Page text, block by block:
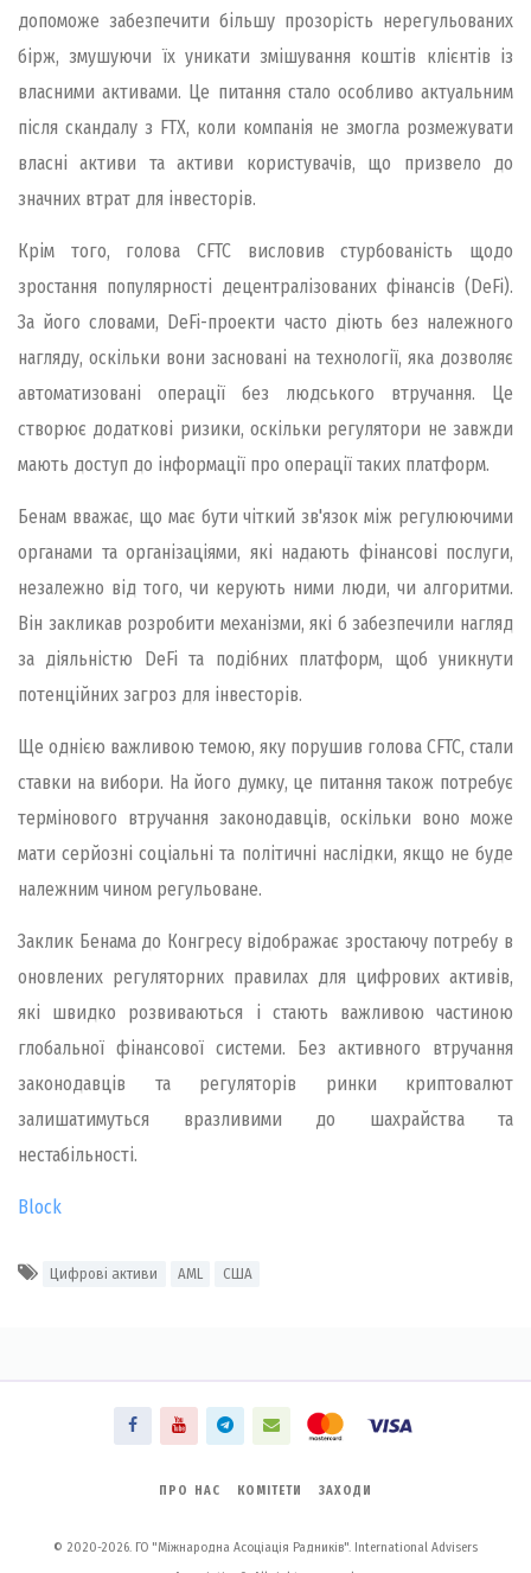
допоможе забезпечити більшу прозорість нерегульованих
бірж, змушуючи їх уникати змішування коштів клієнтів із
власними активами. Це питання стало особливо актуальним
після скандалу з FTX, коли компанія не змогла розмежувати
власні активи та активи користувачів, що призвело до
значних втрат для інвесторів.
Крім того, голова CFTC висловив стурбованість щодо
зростання популярності децентралізованих фінансів (DeFi).
За його словами, DeFi-проекти часто діють без належного
нагляду, оскільки вони засновані на технології, яка дозволяє
автоматизовані операції без людського втручання. Це
створює додаткові ризики, оскільки регулятори не завжди
мають доступ до інформації про операції таких платформ.
Бенам вважає, що має бути чіткий зв'язок між регулюючими
органами та організаціями, які надають фінансові послуги,
незалежно від того, чи керують ними люди, чи алгоритми.
Він закликав розробити механізми, які б забезпечили нагляд
за діяльністю DeFi та подібних платформ, щоб уникнути
потенційних загроз для інвесторів.
Ще однією важливою темою, яку порушив голова CFTC, стали
ставки на вибори. На його думку, це питання також потребує
термінового втручання законодавців, оскільки воно може
мати серйозні соціальні та політичні наслідки, якщо не буде
належним чином регульоване.
Заклик Бенама до Конгресу відображає зростаючу потребу в
оновлених регуляторних правилах для цифрових активів,
які швидко розвиваються і стають важливою частиною
глобальної фінансової системи. Без активного втручання
законодавців та регуляторів ринки криптовалют
залишатимуться вразливими до шахрайства та
нестабільності.
Block
Цифрові активи AML США
ПРО НАС КОМІТЕТИ ЗАХОДИ
© 2020-2026. ГО "Міжнародна Асоціація Радників". International Advisers